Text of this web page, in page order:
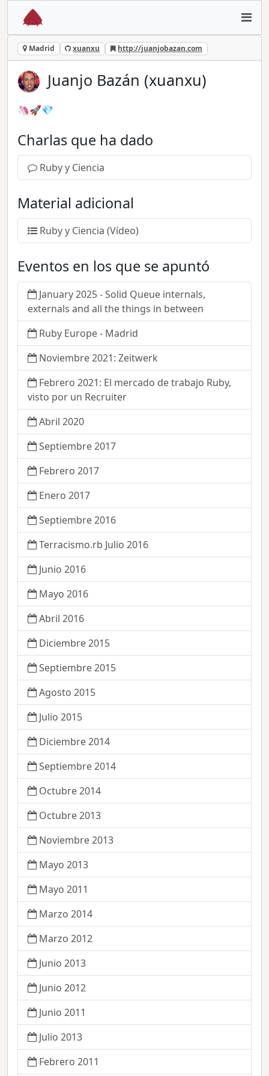
Madrid xuanxu http://juanjobazan.com
Juanjo Bazán (xuanxu)
🦄🚀💎
Charlas que ha dado
Ruby y Ciencia
Material adicional
Ruby y Ciencia (Vídeo)
Eventos en los que se apuntó
January 2025 - Solid Queue internals,
externals and all the things in between
Ruby Europe - Madrid
Noviembre 2021: Zeitwerk
Febrero 2021: El mercado de trabajo Ruby,
visto por un Recruiter
Abril 2020
Septiembre 2017
Febrero 2017
Enero 2017
Septiembre 2016
Terracismo.rb Julio 2016
Junio 2016
Mayo 2016
Abril 2016
Diciembre 2015
Septiembre 2015
Agosto 2015
Julio 2015
Diciembre 2014
Septiembre 2014
Octubre 2014
Octubre 2013
Noviembre 2013
Mayo 2013
Mayo 2011
Marzo 2014
Marzo 2012
Junio 2013
Junio 2012
Junio 2011
Julio 2013
Febrero 2011